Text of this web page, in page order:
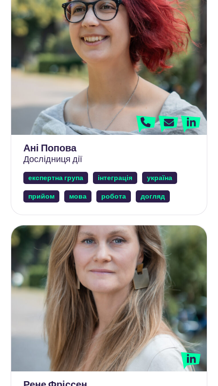
Ані Попова
Дослідниця дії
експертна група інтеграція
україна
прийом
мова робота догляд